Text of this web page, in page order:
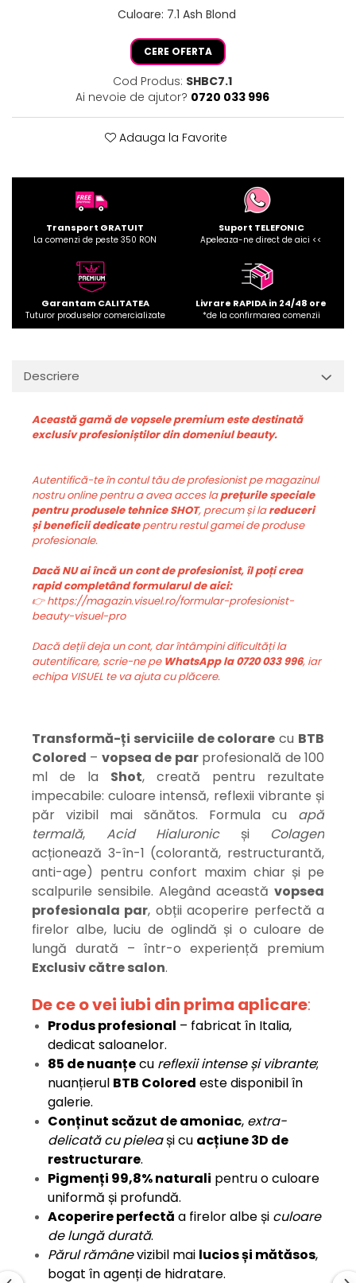
Culoare: 7.1 Ash Blond
CERE OFERTA
Cod Produs: SHBC7.1
Ai nevoie de ajutor? 0720 033 996
Adauga la Favorite
Transport GRATUIT
La comenzi de peste 350 RON
Suport TELEFONIC
Apeleaza-ne direct de aici <<
Garantam CALITATEA
Tuturor produselor comercializate
Livrare RAPIDA in 24/48 ore
*de la confirmarea comenzii
Descriere
Această gamă de vopsele premium este destinată
exclusiv profesioniștilor din domeniul beauty.
Autentifică-te în contul tău de profesionist pe magazinul
nostru online pentru a avea acces laprețurile speciale
pentru produsele tehnice SHOT, precum și lareduceri
și beneficii dedicatepentru restul gamei de produse
profesionale.
Dacă NU ai încă un cont de profesionist, îl poți crea
rapid completând formularul de aici:
👉 https://magazin.visuel.ro/formular-profesionist-
beauty-visuel-pro
Dacă deții deja un cont, dar întâmpini dificultăți la
autentificare, scrie-ne pe WhatsApp la 0720 033 996, iar
echipa VISUEL te va ajuta cu plăcere.
Transformă-ți serviciile de colorare cu BTB
Colored – vopsea de parprofesională de 100
ml de la Shot, creată pentru rezultate
impecabile: culoare intensă, reflexii vibrante și
păr vizibil mai sănătos. Formula cu apă
termală, Acid Hialuronicși Colagen
acționează 3-în-1 (colorantă, restructurantă,
anti-age) pentru confort maxim chiar și pe
scalpurile sensibile. Alegând această vopsea
profesionala par, obții acoperire perfectă a
firelor albe, luciu de oglindă și o culoare de
lungă durată – într-o experiență premium
Exclusiv către salon.
De ce o vei iubi din prima aplicare:
Produs profesional – fabricat în Italia,
dedicat saloanelor.
85 de nuanțecu reflexii intense și vibrante;
nuanțierul BTB Colored este disponibil în
galerie.
Conținut scăzut de amoniac, extra-
delicată cu pieleași cu acțiune 3D de
restructurare.
Pigmenți 99,8% naturali pentru o culoare
uniformă și profundă.
Acoperire perfectă a firelor albe și culoare
de lungă durată.
Părul rămânevizibil mai lucios și mătăsos,
bogat în agenți de hidratare.